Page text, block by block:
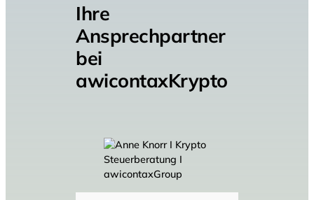
Ihre
Ansprechpartner
bei
awicontaxKrypto